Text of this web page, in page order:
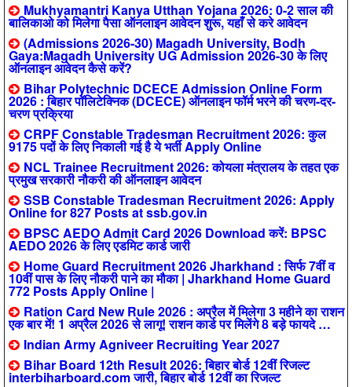
Mukhyamantri Kanya Utthan Yojana 2026: 0-2 साल की
बालिकाओ को मिलेगा पैसा ऑनलाइन आवेदन शुरू, यहाँ से करे आवेदन
(Admissions 2026-30) Magadh University, Bodh
Gaya:Magadh University UG Admission 2026-30 के लिए
ऑनलाइन आवेदन कैसे करें?
Bihar Polytechnic DCECE Admission Online Form
2026 : बिहार पॉलिटेक्निक (DCECE) ऑनलाइन फॉर्म भरने की चरण-दर-
चरण प्रक्रिया
CRPF Constable Tradesman Recruitment 2026: कुल
9175 पदों के लिए निकाली गई है ये भर्ती Apply Online
NCL Trainee Recruitment 2026: कोयला मंत्रालय के तहत एक
प्रमुख सरकारी नौकरी की ऑनलाइन आवेदन
SSB Constable Tradesman Recruitment 2026: Apply
Online for 827 Posts at ssb.gov.in
BPSC AEDO Admit Card 2026 Download करें: BPSC
AEDO 2026 के लिए एडमिट कार्ड जारी
Home Guard Recruitment 2026 Jharkhand : सिर्फ 7वीं व
10वीं पास के लिए नौकरी पाने का मौका | Jharkhand Home Guard
772 Posts Apply Online |
Ration Card New Rule 2026 : अप्रैल में मिलेगा 3 महीने का राशन
एक बार में! 1 अप्रैल 2026 से लागू! राशन कार्ड पर मिलेंगे 8 बड़े फायदे …
Indian Army Agniveer Recruiting Year 2027
Bihar Board 12th Result 2026: बिहार बोर्ड 12वीं रिजल्ट
interbiharboard.com जारी, बिहार बोर्ड 12वीं का रिजल्ट